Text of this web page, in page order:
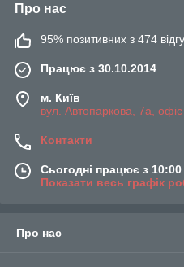
Про нас
95% позитивних з 474
Працює з 30.10.2014
м. Київ
вул. Автопаркова, 7а, офіс
Контакти
Сьогодні працює з
Показати весь графік
Про нас